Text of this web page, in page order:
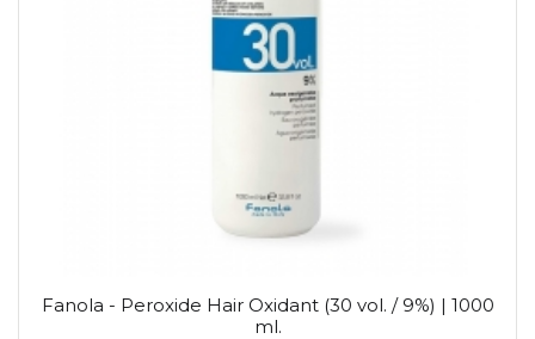
Fanola - Peroxide Hair Oxidant (30 vol. / 9%) | 1000
ml.